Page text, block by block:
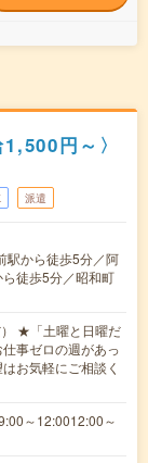
円～〉
派遣
駅から徒歩5分／阿
徒歩5分／昭和町
★「土曜と日曜だ
事ゼロの週があっ
お気軽にご相談く
～12:0012:00～